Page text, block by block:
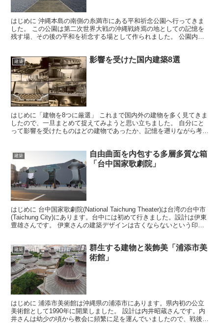
はじめに 沖縄本島の南側の糸満市にある平和祈念公園へ行ってきま
した。 この公園は第二次世界大戦の沖縄戦終焉の地としての記憶を
残す場、その後の平和を祈念する場として作られました。 公園内に
建築 影響を受けた国内建築8選
はじめに「建物を8つに厳選」 これまで国内外の建物を多く見てきま
したので、一旦まとめて捉えてみようと思い立ちました。 自分にと
って影響を受けたものはどの建物であったか、記憶を遡りながら考え
建築
自由曲面を内包する多層多質な箱
「台中国家歌劇院」
はじめに 台中国家歌劇院(National Taichung Theater)は台湾の台中市
(Taichung City)にあります。台中には初めて行きました。設計は伊東
豊雄さんです。 伊東さんの建築デザインは古くならないという印象
建築
群生する建物と装飾美「浦添市美
術館」
はじめに 浦添市美術館は沖縄県の浦添市にあります。県内初の公立
美術館として1990年に開業しました。 設計は内井昭蔵さんです。内
井さんは幼少の頃から教会に頻繁に足を運んでいましたので、戦後の